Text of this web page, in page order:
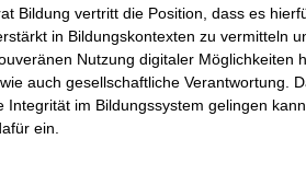
Bildung vertritt die Position, dass es
in Bildungskontexten zu vermitteln
Nutzung digitaler Möglichkeiten
auch gesellschaftliche Verantwortung.
im Bildungssystem gelingen
ein.